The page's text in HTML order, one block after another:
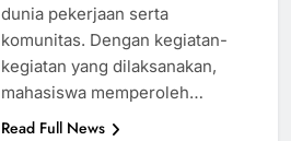
dunia pekerjaan serta
komunitas. Dengan kegiatan-
kegiatan yang dilaksanakan,
mahasiswa memperoleh…
Read Full News